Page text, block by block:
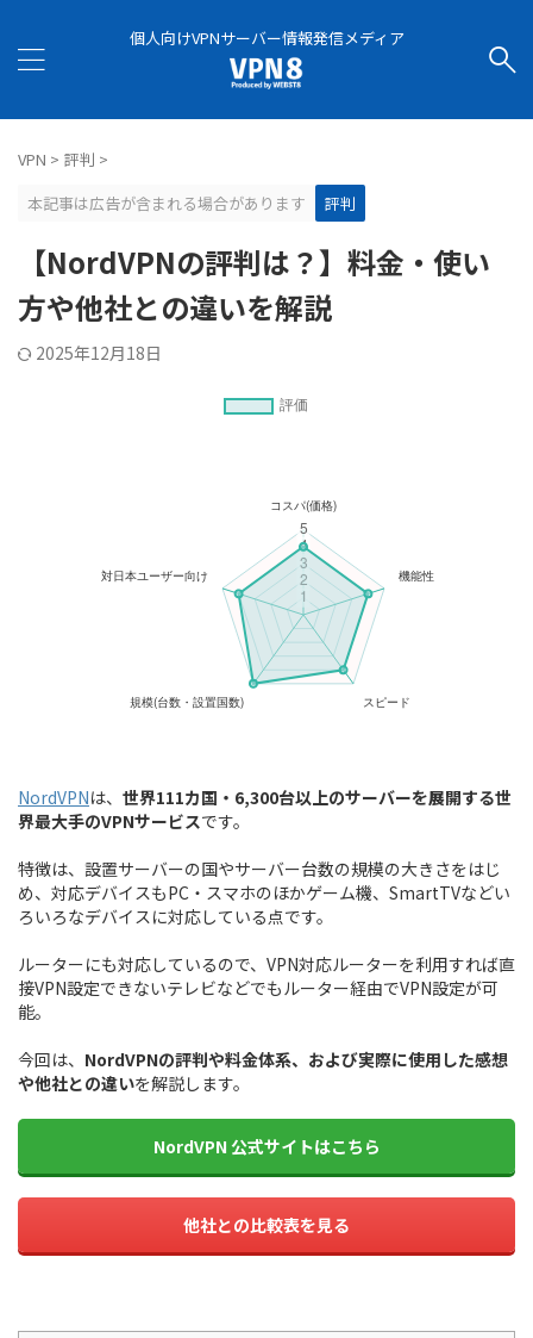
個人向けVPNサーバー情報発信メディア
VPN > 評判 >
本記事は広告が含まれる場合があります
評判
【NordVPNの評判は？】料金・使い
方や他社との違いを解説
2025年12月18日
NordVPNは、 世界111カ国・6,300台以上のサーバーを展開する世
界最大手のVPNサービスです。
特徴は、設置サーバーの国やサーバー台数の規模の大きさをはじ
め、対応デバイスもPC・スマホのほかゲーム機、SmartTVなどい
ろいろなデバイスに対応している点です。
ルーターにも対応しているので、VPN対応ルーターを利用すれば直
接VPN設定できないテレビなどでもルーター経由でVPN設定が可
能。
今回は、 NordVPNの評判や料金体系、および実際に使用した感想
や他社との違いを解説します。
NordVPN 公式サイトはこちら
他社との比較表を見る